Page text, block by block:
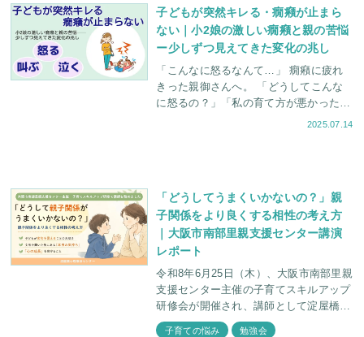
子どもが突然キレる・癇癪が止まら
ない｜小2娘の激しい癇癪と親の苦悩
ー少しずつ見えてきた変化の兆し
「こんなに怒るなんて…」 癇癪に疲れ
きった親御さんへ。 「どうしてこんな
に怒るの？」「私の育て方が悪かったの
2025.07.14
「どうしてうまくいかないの？」親
子関係をより良くする相性の考え方
｜大阪市南部里親支援センター講演
レポート
令和8年6月25日（木）、大阪市南部里親
支援センター主催の子育てスキルアップ
研修会が開催され、講師として淀屋橋心
理療法センター 臨床心理士・福田俊介
子育ての悩み 勉強会